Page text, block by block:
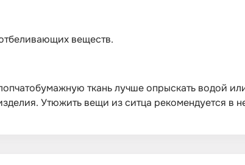
веществ.
ткань лучше опрыскать водой
Утюжить вещи из ситца рекомендуется в